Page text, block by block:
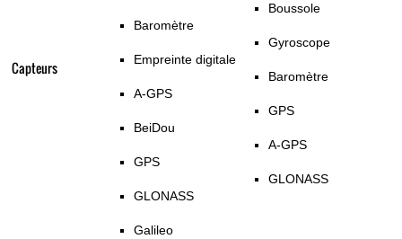
Capteurs
Baromètre
Empreinte digitale
A-GPS
BeiDou
GPS
GLONASS
Galileo
Boussole
Gyroscope
Baromètre
GPS
A-GPS
GLONASS